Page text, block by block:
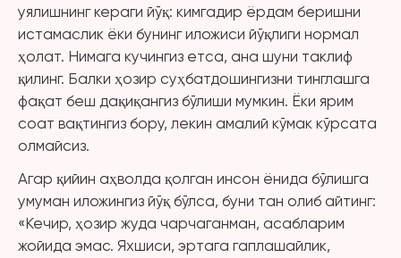
уялишнинг кераги йўқ: кимгадир ёрдам беришни
истамаслик ёки бунинг иложиси йўқлиги нормал
ҳолат. Нимага кучингиз етса, ана шуни таклиф
қилинг. Балки ҳозир суҳбатдошингизни тинглашга
фақат беш дақиқангиз бўлиши мумкин. Ёки ярим
соат вақтингиз бору, лекин амалий кўмак кўрсата
олмайсиз.
Агар қийин аҳволда қолган инсон ёнида бўлишга
умуман иложингиз йўқ бўлса, буни тан олиб айтинг:
«Кечир, ҳозир жуда чарчаганман, асабларим
жойида эмас. Яхшиси, эртага гаплашайлик,